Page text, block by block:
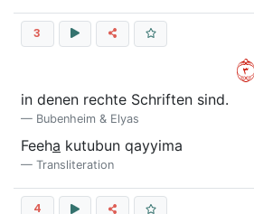
3
٣
in denen rechte Schriften sind.
Bubenheim & Elyas
Feeha kutubun qayyima
Transliteration
4